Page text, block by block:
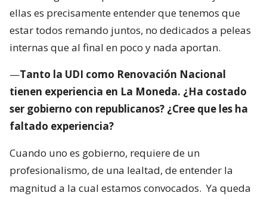
ellas es precisamente entender que tenemos que
estar todos remando juntos, no dedicados a peleas
internas que al final en poco y nada aportan.
—Tanto la UDI como Renovación Nacional
tienen experiencia en La Moneda. ¿Ha costado
ser gobierno con republicanos? ¿Cree que les ha
faltado experiencia?
Cuando uno es gobierno, requiere de un
profesionalismo, de una lealtad, de entender la
magnitud a la cual estamos convocados. Ya queda